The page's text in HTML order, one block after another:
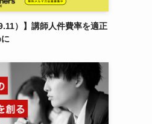
）】講師人件費率を適正